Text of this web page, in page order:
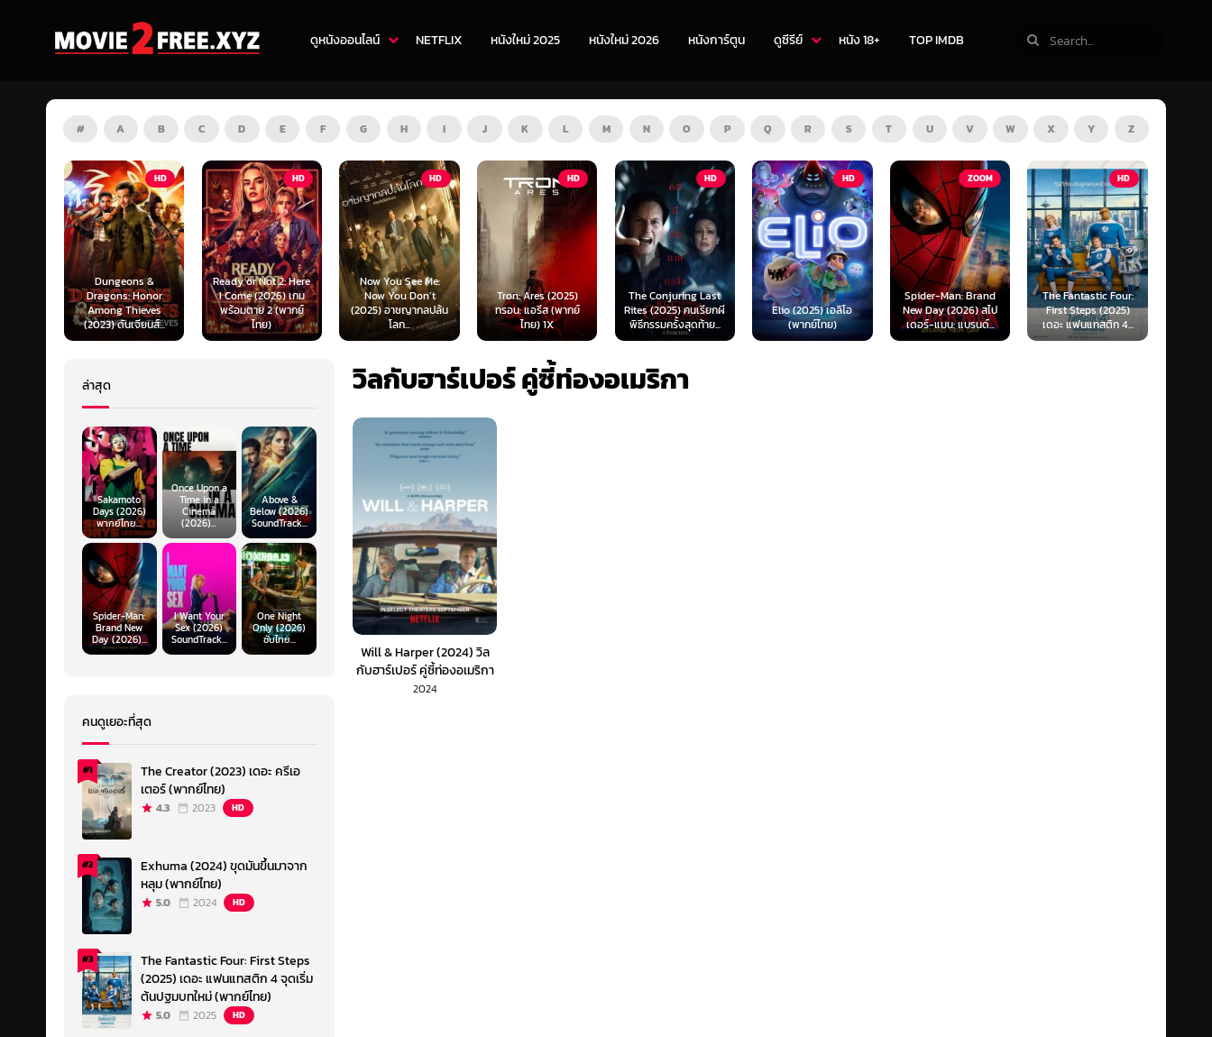
ดูหนังออนไลน์ NETFLIX หนังใหม่ 2025 หนังใหม่ 2026 หนังการ์ตูน ดูซีรีย์ หนัง 18+ TOP IMDB
# A B C D E F G H I J K L M N O P Q R S T U V W X Y Z
HD
Ready or Not 2: Here
I Come (2026) เกม
พร้อมตาย 2 (พากย์
ไทย)
HD
Now You See Me:
Now You Don’t
(2025) อาชญากลปล้น
โลก...
HD
Tron: Ares (2025)
ทรอน: แอรีส (พากย์
ไทย) 1X
HD
The Conjuring Last
Rites (2025) คนเรียกผี
พิธีกรรมครั้งสุดท้าย...
HD
Elio (2025) เอลิโอ
(พากย์ไทย)
ZOOM
Spider-Man: Brand
New Day (2026) สไป
เดอร์-แมน: แบรนด์...
HD
The Fantastic Four:
First Steps (2025)
เดอะ แฟนแทสติก 4...
HD
Kraken (2025) คราเคน
เลื้อยสยอง 20,000
โยชน์...
วิลกับฮาร์เปอร์ คู่ซี้ท่องอเมริกา
Will & Harper (2024) วิล
กับฮาร์เปอร์ คู่ซี้ท่องอเมริกา
(ซับไทย)
2024
ล่าสุด
Sakamoto
Days (2026)
พากย์ไทย...
Once Upon a
Time in a
Cinema
(2026)...
Above &
Below (2026)
SoundTrack...
Spider-Man:
Brand New
Day (2026)...
I Want Your
Sex (2026)
SoundTrack...
One Night
Only (2026)
ซับไทย...
คนดูเยอะที่สุด
#1
The Creator (2023) เดอะ ครีเอ
เตอร์ (พากย์ไทย)
4.3 2023 HD
#2
Exhuma (2024) ขุดมันขึ้นมาจาก
หลุม (พากย์ไทย)
5.0 2024 HD
#3
The Fantastic Four: First Steps
(2025) เดอะ แฟนแทสติก 4 จุดเริ่ม
ต้นปฐมบทใหม่ (พากย์ไทย)
5.0 2025 HD